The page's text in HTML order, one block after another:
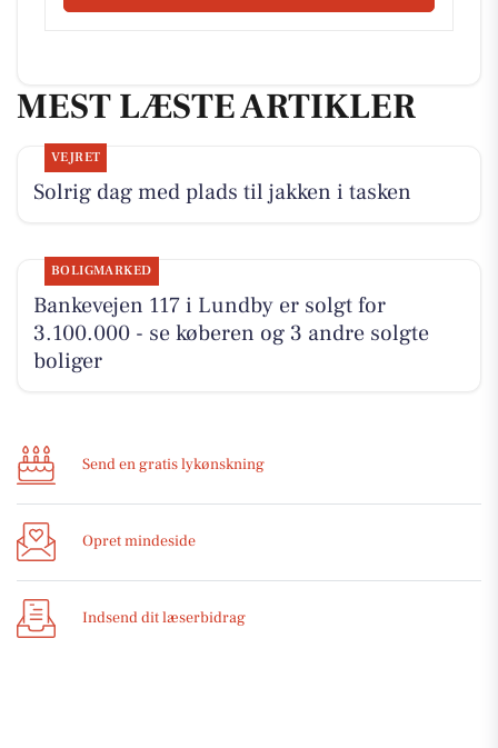
MEST LÆSTE ARTIKLER
VEJRET
Solrig dag med plads til jakken i tasken
BOLIGMARKED
Bankevejen 117 i Lundby er solgt for
3.100.000 - se køberen og 3 andre solgte
boliger
Send en gratis lykønskning
Opret mindeside
Indsend dit læserbidrag